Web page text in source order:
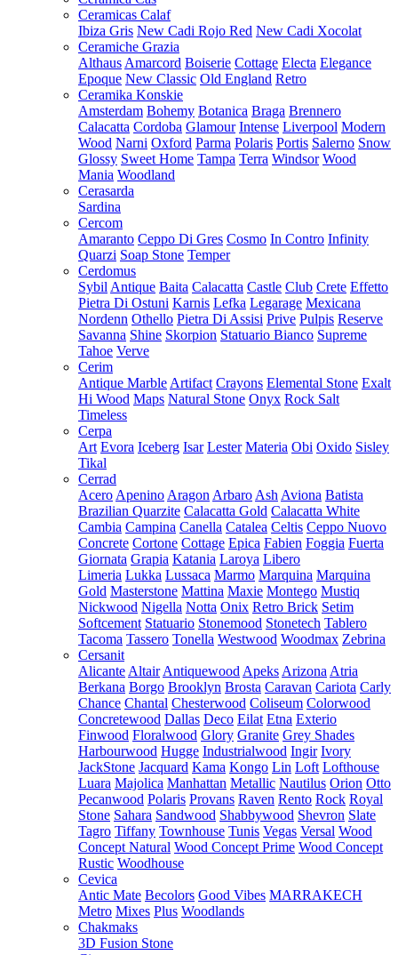
Ceramicas Calaf
Ibiza Gris New Cadi Rojo Red New Cadi Xocolat
Ceramiche Grazia
Althaus Amarcord Boiserie Cottage Electa Elegance
Epoque New Classic Old England Retro
Ceramika Konskie
Amsterdam Bohemy Botanica Braga Brennero
Calacatta Cordoba Glamour Intense Liverpool Modern
Wood Narni Oxford Parma Polaris Portis Salerno Snow
Glossy Sweet Home Tampa Terra Windsor Wood
Mania Woodland
Cerasarda
Sardina
Cercom
Amaranto Ceppo Di Gres Cosmo In Contro Infinity
Quarzi Soap Stone Temper
Cerdomus
Sybil Antique Baita Calacatta Castle Club Crete Effetto
Pietra Di Ostuni Karnis Lefka Legarage Mexicana
Nordenn Othello Pietra Di Assisi Prive Pulpis Reserve
Savanna Shine Skorpion Statuario Bianco Supreme
Tahoe Verve
Cerim
Antique Marble Artifact Crayons Elemental Stone Exalt
Hi Wood Maps Natural Stone Onyx Rock Salt
Timeless
Cerpa
Art Evora Iceberg Isar Lester Materia Obi Oxido Sisley
Tikal
Cerrad
Acero Apenino Aragon Arbaro Ash Aviona Batista
Brazilian Quarzite Calacatta Gold Calacatta White
Cambia Campina Canella Catalea Celtis Ceppo Nuovo
Concrete Cortone Cottage Epica Fabien Foggia Fuerta
Giornata Grapia Katania Laroya Libero
Limeria Lukka Lussaca Marmo Marquina Marquina
Gold Masterstone Mattina Maxie Montego Mustiq
Nickwood Nigella Notta Onix Retro Brick Setim
Softcement Statuario Stonemood Stonetech Tablero
Tacoma Tassero Tonella Westwood Woodmax Zebrina
Cersanit
Alicante Altair Antiquewood Apeks Arizona Atria
Berkana Borgo Brooklyn Brosta Caravan Cariota Carly
Chance Chantal Chesterwood Coliseum Colorwood
Concretewood Dallas Deco Eilat Etna Exterio
Finwood Floralwood Glory Granite Grey Shades
Harbourwood Hugge Industrialwood Ingir Ivory
JackStone Jacquard Kama Kongo Lin Loft Lofthouse
Luara Majolica Manhattan Metallic Nautilus Orion Otto
Pecanwood Polaris Provans Raven Rento Rock Royal
Stone Sahara Sandwood Shabbywood Shevron Slate
Tagro Tiffany Townhouse Tunis Vegas Versal Wood
Concept Natural Wood Concept Prime Wood Concept
Rustic Woodhouse
Cevica
Antic Mate Becolors Good Vibes MARRAKECH
Metro Mixes Plus Woodlands
Chakmaks
3D Fusion Stone